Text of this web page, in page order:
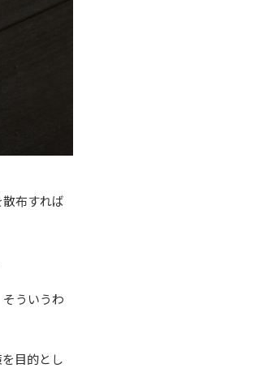
布すれば
ういうわ
目的とし